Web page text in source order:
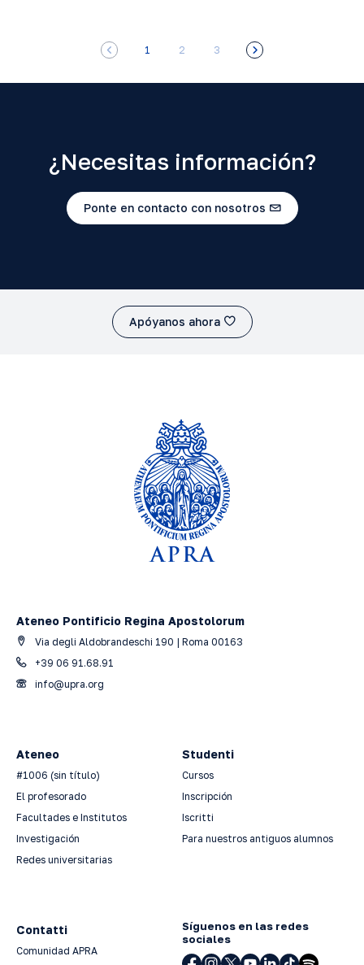
1 2 3
¿Necesitas información?
Ponte en contacto con nosotros
Apóyanos ahora
Ateneo Pontificio Regina Apostolorum
Via degli Aldobrandeschi 190 | Roma 00163
+39 06 91.68.91
info@upra.org
Ateneo
#1006 (sin título)
El profesorado
Facultades e Institutos
Investigación
Redes universitarias
Studenti
Cursos
Inscripción
Iscritti
Para nuestros antiguos alumnos
Contatti
Comunidad APRA
Síguenos en las redes
sociales